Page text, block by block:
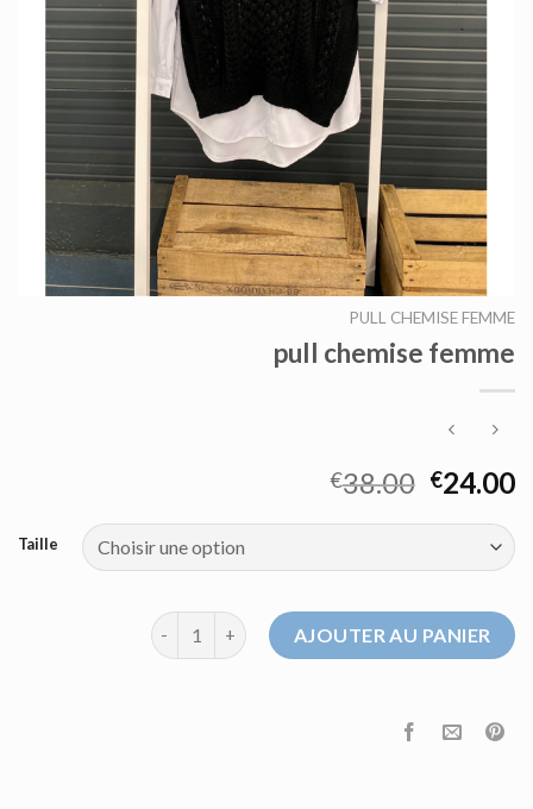
PULL CHEMISE FEMME
pull chemise femme
€38.00 €24.00
Taille
quantité de pull chemise femme
AJOUTER AU PANIER